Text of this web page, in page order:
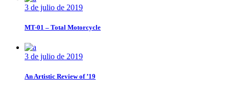
3 de julio de 2019
MT-01 – Total Motorcycle
3 de julio de 2019
An Artistic Review of ’19